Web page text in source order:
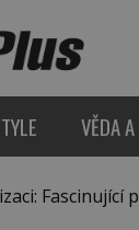
VĚDA
Fascinující